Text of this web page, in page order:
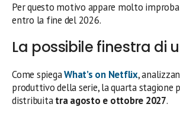
Per questo motivo appare molto
entro la fine del 2026.
La possibile finestra di
Come spiegaWhat’s on Netflix,
produttivo della serie, la quarta stagione
distribuitatra agosto e ottobre 2027.